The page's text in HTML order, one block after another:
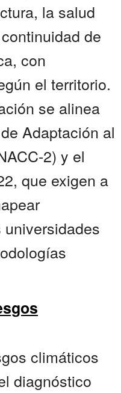
la salud
de
con
el territorio.
se alinea
Adaptación al
2) y el
que exigen a
climáticos
diagnóstico